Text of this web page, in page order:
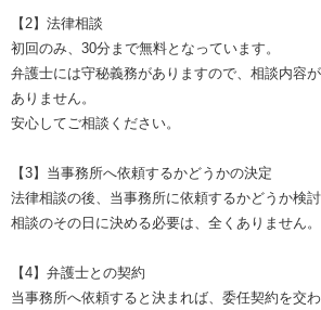
【2】法律相談
初回のみ、30分まで無料となっています。
弁護士には守秘義務がありますので、相談内容
ありません。
安心してご相談ください。
【3】当事務所へ依頼するかどうかの決定
法律相談の後、当事務所に依頼するかどうか検討
相談のその日に決める必要は、全くありません。
【4】弁護士との契約
当事務所へ依頼すると決まれば、委任契約を交わ